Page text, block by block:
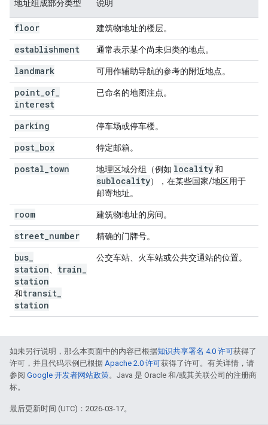
地址组成部分类型 说明
floor 建筑物地址的楼层。
establishment 通常表示某个尚未归类的地点。
landmark 可用作辅助导航的参考的附近地点。
point of
interest
已命名的地图注点。
parking 停车场或停车楼。
post box 特定邮箱。
postal town 地理区域分组（例如 locality和
sublocality），在某些国家/地区用于
邮寄地址。
room 建筑物地址的房间。
street number 精确的门牌号。
bus
station
train
station
和transit
station
公交车站、火车站或公共交通站的位置。
如未另行说明，那么本页面中的内容已根据知识共享署名 4.0 许可获得了
许可，并且代码示例已根据 Apache 2.0 许可获得了许可。有关详情，请
参阅 Google 开发者网站政策。Java 是 Oracle 和/或其关联公司的注册商
标。
最后更新时间 (UTC)：2026-03-17。